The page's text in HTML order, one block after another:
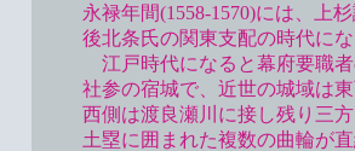
永禄年間(1558-1570)には、上杉
後北条氏の関東支配の時代にな
江戸時代になると幕府要職者の
社参の宿城で、近世の城域は東
西側は渡良瀬川に接し残り三方
土塁に囲まれた複数の曲輪が直